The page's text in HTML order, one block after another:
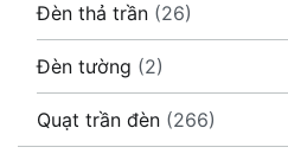
Đèn thả trần (26)
Đèn tường (2)
Quạt trần đèn (266)